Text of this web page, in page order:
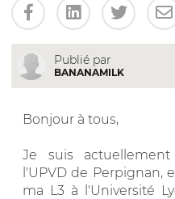
Publié par
BANANAMILK
Bonjour à tous,
Je suis
l'UPVD de Perpignan,
ma L3 à l'Université